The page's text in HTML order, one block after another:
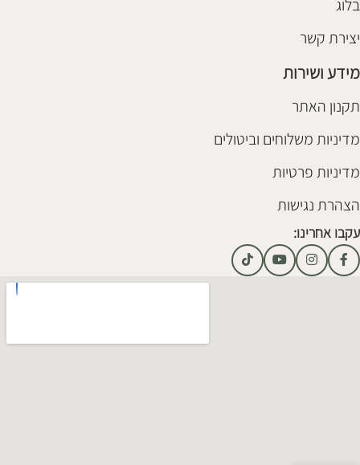
בלוג
יצירת קשר
מידע ושירות
תקנון האתר
מדיניות משלוחים וביטולים
מדיניות פרטיות
הצהרת נגישות
עקבו אחרינו: